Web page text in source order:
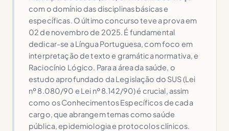
com o domínio das disciplinas básicas e
específicas. O último concurso teve a prova em
02 de novembro de 2025. É fundamental
dedicar-se a Língua Portuguesa, com foco em
interpretação de texto e gramática normativa, e
Raciocínio Lógico. Para a área da saúde, o
estudo aprofundado da Legislação do SUS (Lei
nº 8.080/90 e Lei nº 8.142/90) é crucial, assim
como os Conhecimentos Específicos de cada
cargo, que abrangem temas como saúde
pública, epidemiologia e protocolos clínicos.